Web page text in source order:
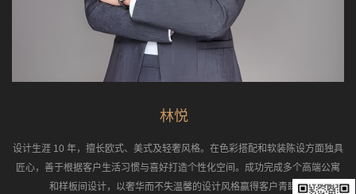
林悦
设计生涯 10 年，擅长欧式、美式及轻奢风格。在色彩搭配和软装陈设方面独具
匠心，善于根据客户生活习惯与喜好打造个性化空间 。成功完成多个高端公寓
和样板间设计，以奢华而不失温馨的设计风格赢得客户青睐。